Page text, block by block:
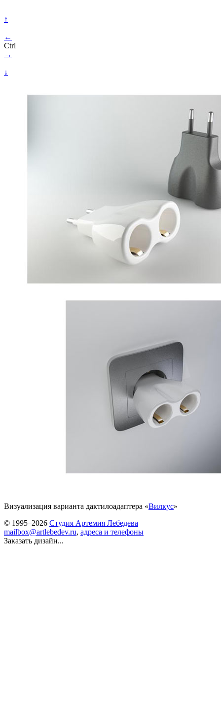
↑
←
Ctrl
→
↓
Визуализация варианта дактилоадаптера «Вилкус»
© 1995–2026 Студия Артемия Лебедева
mailbox@artlebedev.ru, адреса и телефоны
Заказать дизайн...